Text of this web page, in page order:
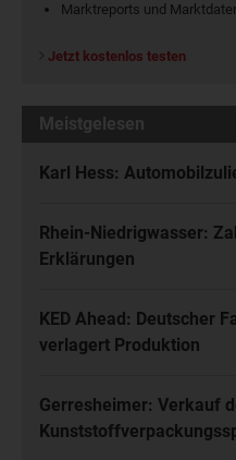
Marktreports und
Jetzt kostenlos testen
Meistgelesen
Karl Hess:
Rhein-Niedrigwasser:
Erklärungen
KED Ahead: Deutscher
verlagert Produktion
Gerresheimer: Verkauf